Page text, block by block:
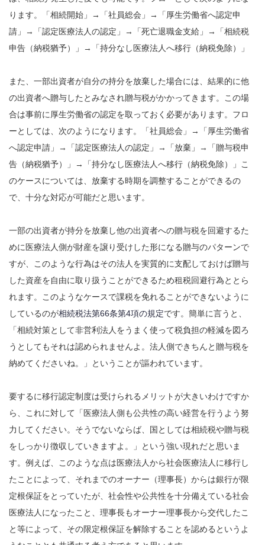
ります。「相続開始」→「社員総会」→「厚生労働省へ認定申
請」→「認定医療法人の認定」→「死亡退職金支給」→「相続税
申告（納税猶予）」→「持分なし医療法人へ移行（納税免除）」
また、一部出資者が自分の持分を放棄した場合には、結果的に他
の出資者へ贈与したとみなされ贈与税がかかってきます。この場
合は事前に厚生労働省の認定を取っておく必要があります。フロ
ーとしては、次のようになります。「社員総会」→「厚生労働省
へ認定申請」→「認定医療法人の認定」→「放棄」→「贈与税申
告（納税猶予）」→「持分なし医療法人へ移行（納税免除）」こ
のケースについては、放棄する時期を調整することができるの
で、十分な対応が可能だと思います。
一部の出資者が持分を放棄し他の出資者への贈与税を回避するた
めに医療法人側が財産を譲り受けした形になる贈与のパターンで
すが、このような行為はその法人を実質的に支配しておけば贈与
した資産を自由に取り扱うことができるため租税回避行為ととら
れます。このようなケースで課税を免れることができないように
しているのが相続税法第66条第4項の規定です。簡単に言うと、
「相続対策として非営利法人をうまく使って税負担の軽減を図ろ
うとしてもそれは認められませんよ。法人側できちんと贈与税を
納めてくださいね。」ということが謳われています。
要するに移行認定制度は受けられるメリットが大きいわけですか
ら、これに対して「医療法人側も公共性の高い経営を行うよう努
力してください。そうでないならば、国としては相続税や贈与税
をしっかり徴収していきますよ。」という強い現れだと思いま
す。例えば、このような点は医療法人から社会医療法人に移行し
たことによって、それまでのオーナー（理事長）からは銀行が限
定根保証をとっていたが、社会性や公共性を十分備えている社会
医療法人になったこと、理事長もオーナー理事長から交代したこ
と等によって、その限定根保証を解除することを認めるというよ